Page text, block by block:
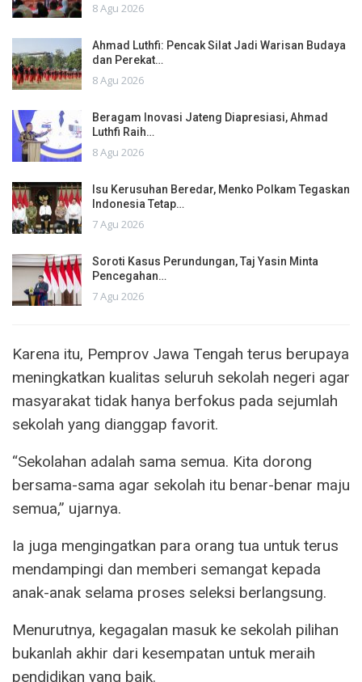
8 Agu 2026
Ahmad Luthfi: Pencak Silat Jadi Warisan Budaya
dan Perekat…
8 Agu 2026
Beragam Inovasi Jateng Diapresiasi, Ahmad
Luthfi Raih…
8 Agu 2026
Isu Kerusuhan Beredar, Menko Polkam Tegaskan
Indonesia Tetap…
7 Agu 2026
Soroti Kasus Perundungan, Taj Yasin Minta
Pencegahan…
7 Agu 2026
Karena itu, Pemprov Jawa Tengah terus berupaya
meningkatkan kualitas seluruh sekolah negeri agar
masyarakat tidak hanya berfokus pada sejumlah
sekolah yang dianggap favorit.
“Sekolahan adalah sama semua. Kita dorong
bersama-sama agar sekolah itu benar-benar maju
semua,” ujarnya.
Ia juga mengingatkan para orang tua untuk terus
mendampingi dan memberi semangat kepada
anak-anak selama proses seleksi berlangsung.
Menurutnya, kegagalan masuk ke sekolah pilihan
bukanlah akhir dari kesempatan untuk meraih
pendidikan yang baik.